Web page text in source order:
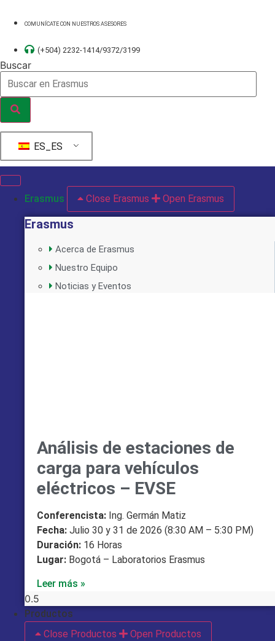
COMUNÍCATE CON NUESTROS ASESORES
(+504) 2232-1414/9372/3199
Buscar
ES_ES
Erasmus Close Erasmus Open Erasmus
Erasmus
Acerca de Erasmus
Nuestro Equipo
Noticias y Eventos
Análisis de estaciones de
carga para vehículos
eléctricos – EVSE
Conferencista: Ing. Germán Matiz
Fecha: Julio 30 y 31 de 2026 (8:30 AM – 5:30 PM)
Duración: 16 Horas
Lugar: Bogotá – Laboratorios Erasmus
Leer más »
Productos
Close Productos
Open Productos